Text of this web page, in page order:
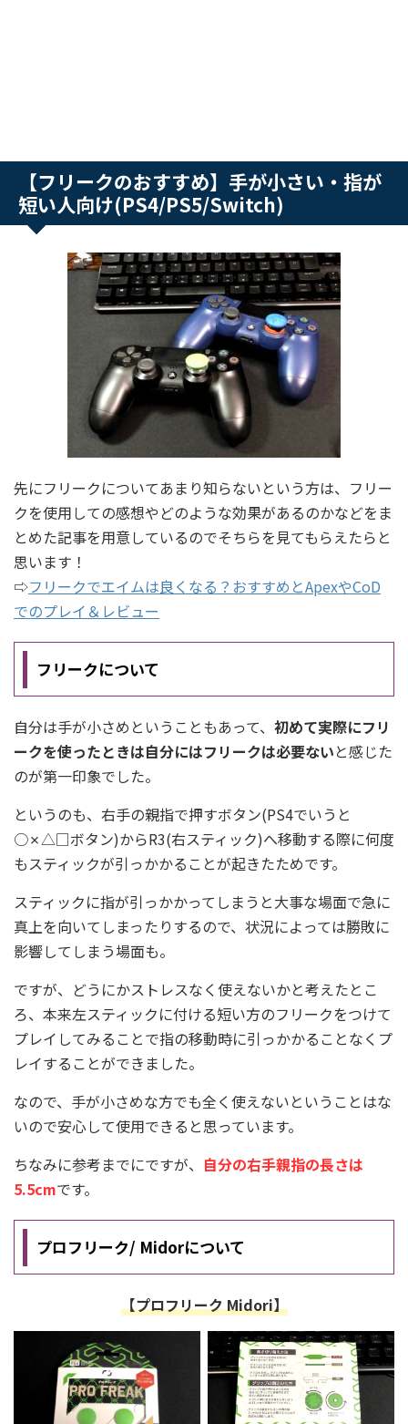
【フリークのおすすめ】手が小さい・指が
短い人向け(PS4/PS5/Switch)
先にフリークについてあまり知らないという方は、フリー
クを使用しての感想やどのような効果があるのかなどをま
とめた記事を用意しているのでそちらを見てもらえたらと
思います！
⇨フリークでエイムは良くなる？おすすめとApexやCoD
でのプレイ＆レビュー
フリークについて
自分は手が小さめということもあって、 初めて実際にフリ
ークを使ったときは自分にはフリークは必要ないと感じた
のが第一印象でした。
というのも、右手の親指で押すボタン(PS4でいうと
○✗△□ボタン)からR3(右スティック)へ移動する際に何度
もスティックが引っかかることが起きたためです。
スティックに指が引っかかってしまうと大事な場面で急に
真上を向いてしまったりするので、状況によっては勝敗に
影響してしまう場面も。
ですが、どうにかストレスなく使えないかと考えたとこ
ろ、 本来左スティックに付ける短い方のフリークをつけて
プレイ してみることで指の移動時に引っかかることなくプ
レイすることができました。
なので、手が小さめな方でも全く使えないということはな
いので安心して使用できると思っています。
ちなみに参考までにですが、 自分の右手親指の長さは
5.5cmです。
プロフリーク/ Midorについて
【プロフリーク Midori】